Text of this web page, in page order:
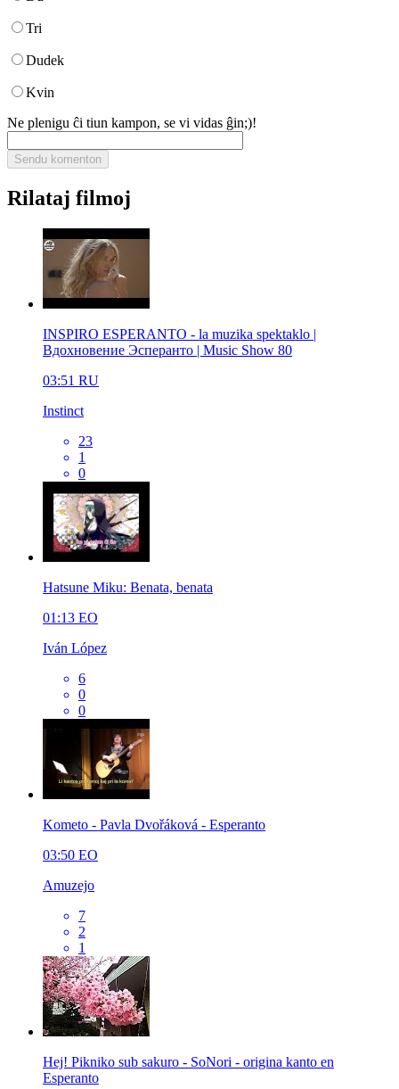
Tri
Dudek
Kvin
Ne plenigu ĉi tiun kampon, se vi vidas ĝin;)!
Rilataj filmoj
INSPIRO ESPERANTO - la muzika spektaklo |
Вдохновение Эсперанто | Music Show 80
03:51 RU
Instinct
23
1
0
Hatsune Miku: Benata, benata
01:13 EO
Iván López
6
0
0
Kometo - Pavla Dvořáková - Esperanto
03:50 EO
Amuzejo
7
2
1
Hej! Pikniko sub sakuro - SoNori - origina kanto en
Esperanto